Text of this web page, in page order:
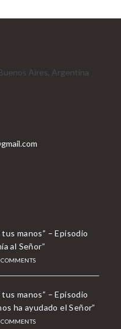
Aires, Argentina
manos” – Episodio
al Señor”
manos” – Episodio
ha ayudado el Señor”